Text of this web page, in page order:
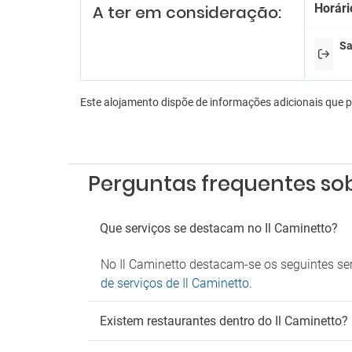
A ter em consideração:
Este alojamento dispõe de informações adicionais que
Perguntas frequentes
Que serviços se destacam no Il Caminetto?
No Il Caminetto destacam-se os seguintes
de serviços de Il Caminetto.
Existem restaurantes dentro do Il Caminetto?